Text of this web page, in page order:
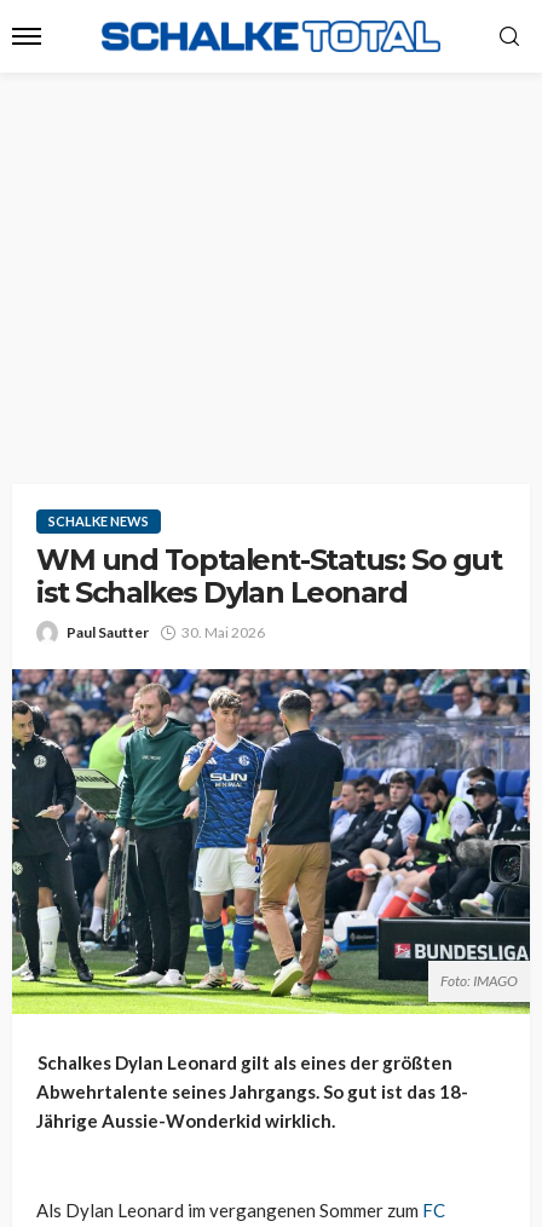
SCHALKE NEWS
WM und Toptalent-Status: So gut
ist Schalkes Dylan Leonard
Paul Sautter 30. Mai 2026
Foto: IMAGO
Schalkes Dylan Leonard gilt als eines der größten
Abwehrtalente seines Jahrgangs. So gut ist das 18-
Jährige Aussie-Wonderkid wirklich.
Als Dylan Leonard im vergangenen Sommer zum FC